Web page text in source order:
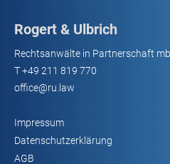
Rogert & Ulbrich
Rechtsanwälte in Partnerschaft
T+49 211 819 770
office@ru.law
Impressum
Datenschutzerklärung
AGB